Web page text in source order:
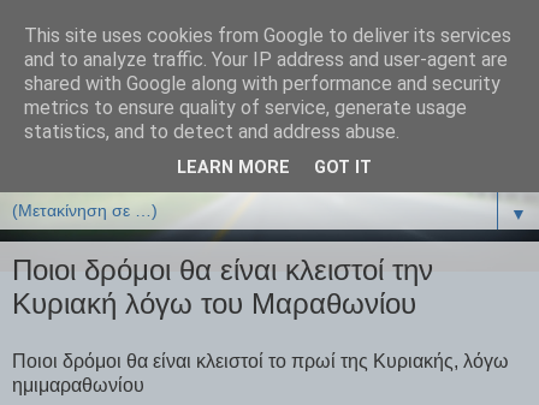
ΒΙΟΛΟΓΙΑonline.gr
Online Μαθήματα Βιολογίας
▼
Ποιοι δρόμοι θα είναι κλειστοί την
Κυριακή λόγω του Μαραθωνίου
Ποιοι δρόμοι θα είναι κλειστοί το πρωί της Κυριακής, λόγω
ημιμαραθωνίου
This site uses cookies from Google to deliver its services
and to analyze traffic. Your IP address and user-agent are
shared with Google along with performance and security
metrics to ensure quality of service, generate usage
statistics, and to detect and address abuse.
LEARN MORE GOT IT